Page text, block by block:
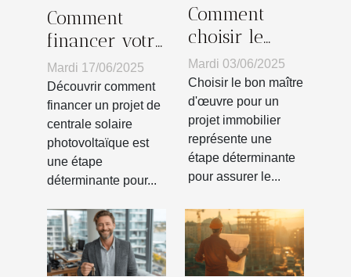
Comment
financer votre
projet de
centrale
solaire
photovoltaïque
Mardi 17/06/2025
Découvrir comment
financer un projet de
centrale solaire
photovoltaïque est
une étape
déterminante pour...
Comment
choisir le
meilleur
maître
d'œuvre pour
votre projet
immobilier
Mardi 03/06/2025
Choisir le bon maître
d'œuvre pour un
projet immobilier
représente une
étape déterminante
pour assurer le...